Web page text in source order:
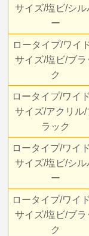
サイズ/塩ビ/シル
ー
ロータイプ/ワイ
サイズ/塩ビ/ブラ
ク
ロータイプ/ワイ
サイズ/アクリル/
ラック
ロータイプ/ワイ
サイズ/塩ビ/シル
ー
ロータイプ/ワイ
サイズ/塩ビ/ブラ
ク